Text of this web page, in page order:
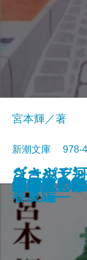
新編 風の
あばれ狼
脱出
むかしの味
ガープの
ガープの
ささやく
―
生きてい
ショパン―
―
ドナウの
宮本輝／著
新潮文庫 978-
ドナウの
雪の花
編笠十兵
編笠十兵
欲望とい
ガラスの
ゴールデ
春夏編―
日本語 表
千利休と
千利休と